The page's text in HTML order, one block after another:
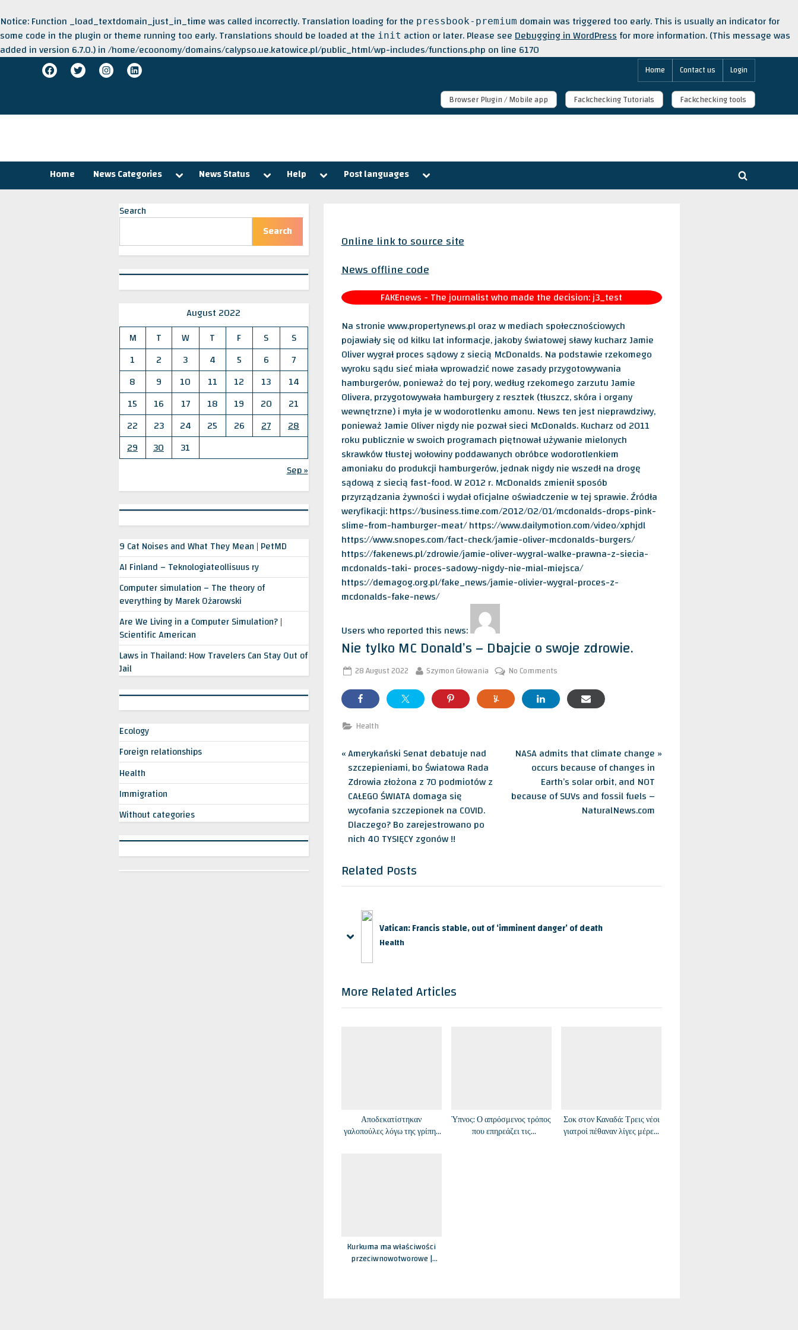
Notice: Function _load_textdomain_just_in_time was called incorrectly. Translation loading for the pressbook-premium domain was triggered too early. This is usually an indicator for
some code in the plugin or theme running too early. Translations should be loaded at the init action or later. Please seeDebugging in WordPressfor more information. (This message was
added in version 6.7.0.) in/home/ecoonomy/domains/calypso.ue.katowice.pl/public_html/wp-includes/functions.php on line 6170
FacebookTwitterInstagram
LinkedIn Home Contact us Login
Browser Plugin / Mobile app Fackchecking Tutorials Fackchecking tools
Home News Categories Toggle
sub-
menu
News Status Toggle
sub-
menu
Help Toggle
sub-
menu
Post languages Toggle
sub-
menu
Toggle
search
Online link to source site
News offline code
FAKEnews - The journalist who made the decision: j3_test
Na stronie www.propertynews.pl oraz w mediach społecznościowych
pojawiały się od kilku lat informacje, jakoby światowej sławy kucharz Jamie
Oliver wygrał proces sądowy z siecią McDonalds. Na podstawie rzekomego
wyroku sądu sieć miała wprowadzić nowe zasady przygotowywania
hamburgerów, ponieważ do tej pory, według rzekomego zarzutu Jamie
Olivera, przygotowywała hamburgery z resztek (tłuszcz, skóra i organy
wewnętrzne) i myła je w wodorotlenku amonu. News ten jest nieprawdziwy,
ponieważ Jamie Oliver nigdy nie pozwał sieci McDonalds. Kucharz od 2011
roku publicznie w swoich programach piętnował używanie mielonych
skrawków tłustej wołowiny poddawanych obróbce wodorotlenkiem
amoniaku do produkcji hamburgerów, jednak nigdy nie wszedł na drogę
sądową z siecią fast-food. W 2012 r. McDonalds zmienił sposób
przyrządzania żywności i wydał oficjalne oświadczenie w tej sprawie. Źródła
weryfikacji: https://business.time.com/2012/02/01/mcdonalds-drops-pink-
slime-from-hamburger-meat/ https://www.dailymotion.com/video/xphjdl
https://www.snopes.com/fact-check/jamie-oliver-mcdonalds-burgers/
https://fakenews.pl/zdrowie/jamie-oliver-wygral-walke-prawna-z-siecia-
mcdonalds-taki- proces-sadowy-nigdy-nie-mial-miejsca/
https://demagog.org.pl/fake_news/jamie-olivier-wygral-proces-z-
mcdonalds-fake-news/
Users who reported this news:
Nie tylko MC Donald’s – Dbajcie o swoje zdrowie.
Posted
28 August 2022 By
Szymon Głowania No Comments
tylko
MC
o
swoje
zdrowie.
Health
Post
navigation
P
r
e
v
i
o
u
P
o
Amerykański Senat debatuje nad
szczepieniami, bo Światowa Rada
Zdrowia złożona z 70 podmiotów z
CAŁEGO ŚWIATA domaga się
wycofania szczepionek na COVID.
Dlaczego? Bo zarejestrowano po
nich 40 TYSIĘCY zgonów !!
N
t
NASA admits that climate change
occurs because of changes in
Earth’s solar orbit, and NOT
because of SUVs and fossil fuels –
NaturalNews.com
Related Posts
Vatican: Francis stable, out of ‘imminent danger’ of death
Health
prev
next
More Related Articles
Αποδεκατίστηκαν
γαλοπούλες λόγω της γρίπης
Ύπνος: Ο απρόσμενος τρόπος
που επηρεάζει τις
Σοκ στον Καναδά: Τρεις νέοι
γιατροί πέθαναν λίγες μέρες,
Kurkuma ma właściwości
przeciwnowotworowe |
Search
Search
August 2022
M
T W T F S
S
1
2 3 4 5 6
7
8
9 10 11 12 13
14
15
16 17 18 19 20
21
22
23 24 25 26 27
28
29
30 31
Sep »
9 Cat Noises and What They Mean | PetMD
AI Finland – Teknologiateollisuus ry
Computer simulation – The theory of
everything by Marek Ożarowski
Are We Living in a Computer Simulation? |
Scientific American
Laws in Thailand: How Travelers Can Stay Out of
Jail
Ecology
Foreign relationships
Health
Immigration
Without categories